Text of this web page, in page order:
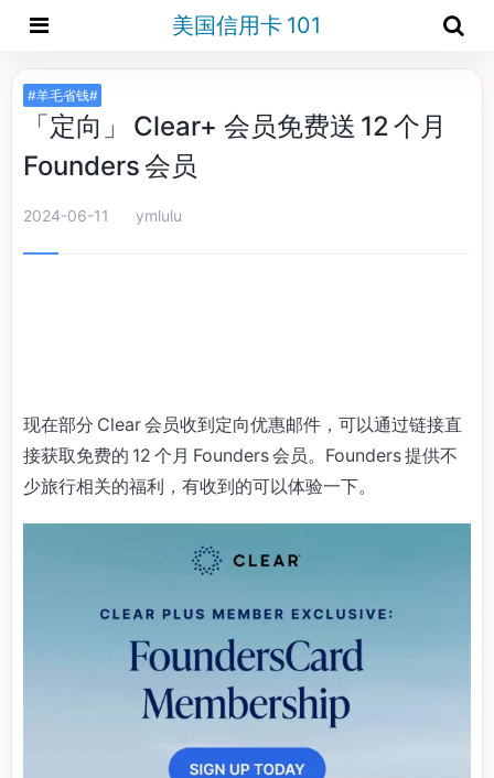
美国信用卡 101
#羊毛省钱#
「定向」 Clear+ 会员免费送 12 个月
Founders 会员
2024-06-11 ymlulu
现在部分 Clear 会员收到定向优惠邮件，可以通过链接直
接获取免费的 12 个月 Founders 会员。Founders 提供不
少旅行相关的福利，有收到的可以体验一下。